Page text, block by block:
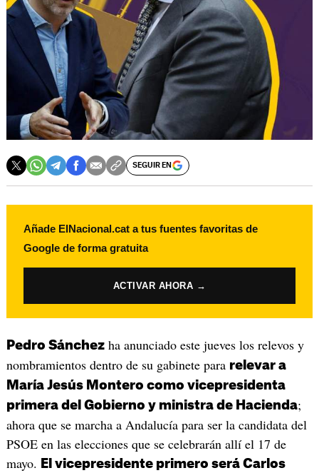
SEGUIR EN
Añade ElNacional.cat a tus fuentes favoritas de
Google de forma gratuita
ACTIVAR AHORA →
Pedro Sánchezha anunciado este jueves los relevos y
nombramientos dentro de su gabinete para relevar a
María Jesús Montero como vicepresidenta
primera del Gobierno y ministra de Hacienda;
ahora que se marcha a Andalucía para ser la candidata del
PSOE en las elecciones que se celebrarán allí el 17 de
mayo.
El vicepresidente primero será Carlos